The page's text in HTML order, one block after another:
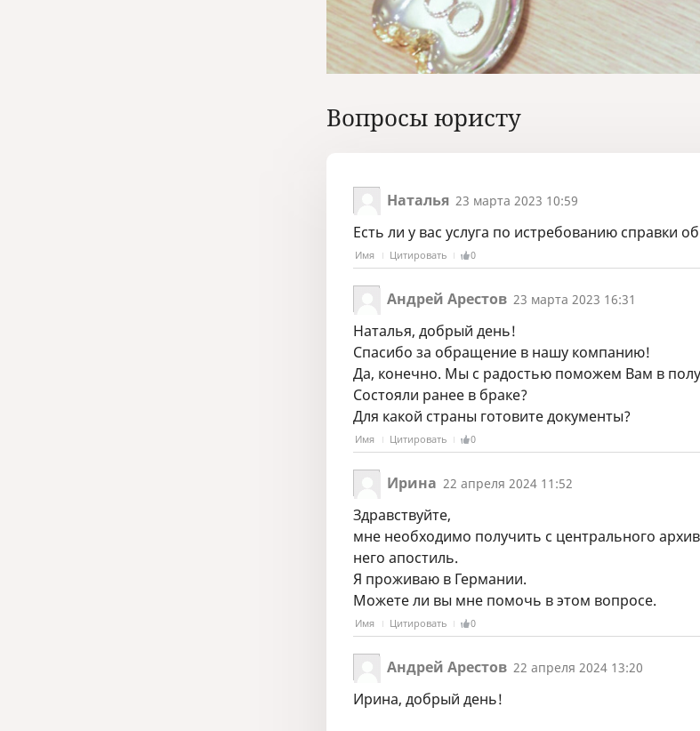
Вопросы юристу
Наталья 23 марта 2023 10:59
Есть ли у вас услуга по истребованию справки
Имя Цитировать 0
Андрей Арестов 23 марта 2023 16:31
Наталья, добрый день!
Спасибо за обращение в нашу компанию!
Да, конечно. Мы с радостью поможем Вам в
Состояли ранее в браке?
Для какой страны готовите документы?
Имя Цитировать 0
Ирина 22 апреля 2024 11:52
Здравствуйте,
мне необходимо получить с центрального
него апостиль.
Я проживаю в Германии.
Можете ли вы мне помочь в этом вопросе.
Имя Цитировать 0
Андрей Арестов 22 апреля 2024 13:20
Ирина, добрый день!